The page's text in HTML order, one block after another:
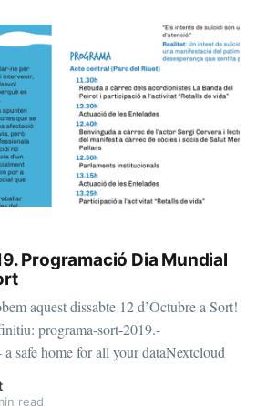
a safe home for all your
20191117-
Programació Dia Mundial
aquest dissabte 12 d’Octubre a Sort!
programa-sort-2019.-
safe home for all your dataNextcloud
read